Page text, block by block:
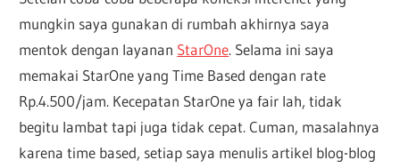
mungkin saya gunakan di rumbah akhirnya saya
mentok dengan layanan StarOne. Selama ini saya
memakai StarOne yang Time Based dengan rate
Rp.4.500/jam. Kecepatan StarOne ya fair lah, tidak
begitu lambat tapi juga tidak cepat. Cuman, masalahnya
karena time based, setiap saya menulis artikel blog-blog